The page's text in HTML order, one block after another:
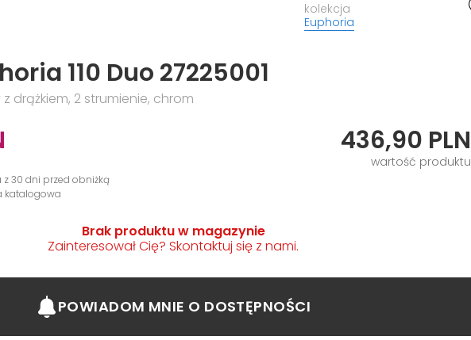
kolekcja
Euphoria
110 Duo 27225001
drążkiem, 2 strumienie, chrom
436,90 PLN
wartość produktu
z 30 dni przed obniżką
katalogowa
Brak produktu w magazynie
Zainteresował Cię? Skontaktuj się z nami.
POWIADOM MNIE O DOSTĘPNOŚCI